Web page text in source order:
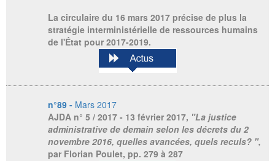
La circulaire du 16 mars 2017 précise de plus la
stratégie interministérielle de ressources humains
de l'État pour 2017-2019.
n°89 - Mars 2017
AJDA n° 5 / 2017 - 13 février 2017, "La justice
administrative de demain selon les décrets du 2
novembre 2016, quelles avancées, quels reculs? ",
par Florian Poulet, pp. 279 à 287